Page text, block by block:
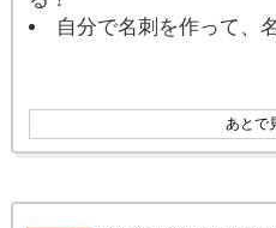
あとで
自分で名刺を作って、